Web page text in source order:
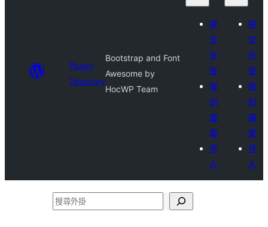
Plugin
Directory
Bootstrap and Font
Awesome by
HocWP Team
提
交
外
掛
我
的
最
愛
登
入
提
交
外
掛
我
的
最
愛
登
入
搜